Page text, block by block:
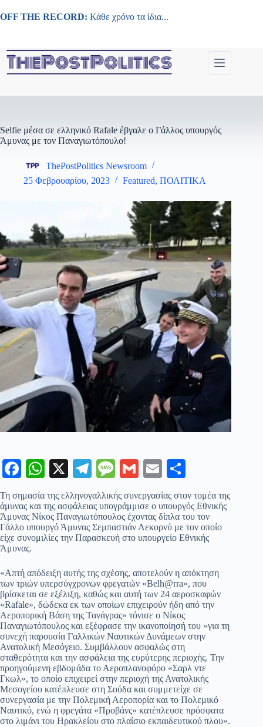
στο
OFF THE RECORD: Κάθε χρόνο τα ίδια...
Selfie μέσα σε ελληνικό Rafale έβγαλε ο Γάλλος υπουργός
Άμυνας με τον Παναγιωτόπουλο!
ThePostPolitics Newsroom
25 Φεβρουαρίου, 2023
Featured, ΠΟΛΙΤΙΚΑ
Fa
ce
bo
ok
W
ts
A
pp
X
Te
le
gr
a
m
M
es
sa
ge
G
ail
E
m
ail ρ
α
στ
τε
Τη σημασία της ελληνογαλλικής συνεργασίας στον τομέα της
άμυνας και της ασφάλειας υπογράμμισε ο υπουργός Εθνικής
Άμυνας Νίκος Παναγιωτόπουλος έχοντας δίπλα του τον
Γάλλο υπουργό Άμυνας Σεμπαστιάν Λεκορνύ με τον οποίο
είχε συνομιλίες την Παρασκευή στο υπουργείο Εθνικής
Άμυνας.
«Απτή απόδειξη αυτής της σχέσης, αποτελούν η απόκτηση
των τριών υπερσύγχρονων φρεγατών «Belh@rra», που
βρίσκεται σε εξέλιξη, καθώς και αυτή των 24 αεροσκαφών
«Rafale», δώδεκα εκ των οποίων επιχειρούν ήδη από την
Αεροπορική Βάση της Τανάγρας» τόνισε ο Νίκος
Παναγιωτόπουλος και εξέφρασε την ικανοποίησή του «για τη
συνεχή παρουσία Γαλλικών Ναυτικών Δυνάμεων στην
Ανατολική Μεσόγειο. Συμβάλλουν ασφαλώς στη
σταθερότητα και την ασφάλεια της ευρύτερης περιοχής. Την
προηγούμενη εβδομάδα το Αεροπλανοφόρο «Σαρλ ντε
Γκωλ», το οποίο επιχειρεί στην περιοχή της Ανατολικής
Μεσογείου κατέπλευσε στη Σούδα και συμμετείχε σε
συνεργασία με την Πολεμική Αεροπορία και το Πολεμικό
Ναυτικό, ενώ η φρεγάτα «Προβάνς» κατέπλευσε πρόσφατα
στο λιμάνι του Ηρακλείου στο πλαίσιο εκπαιδευτικού πλου».